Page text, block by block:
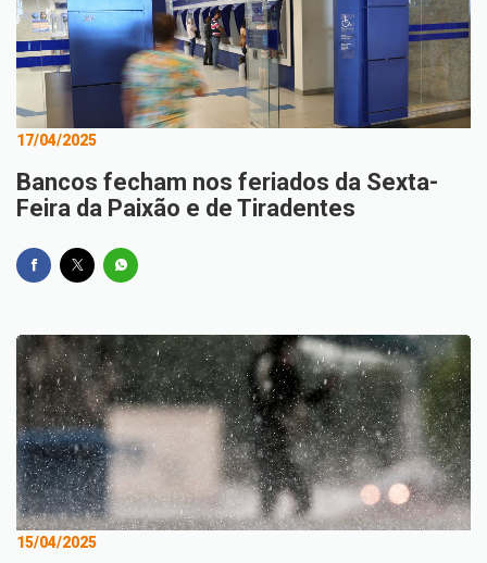
17/04/2025
Bancos fecham nos feriados da Sexta-
Feira da Paixão e de Tiradentes
15/04/2025